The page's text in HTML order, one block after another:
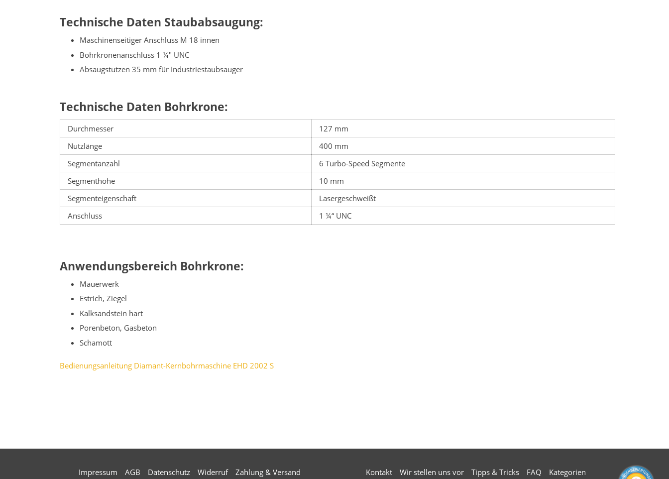
Technische Daten Staubabsaugung:
Maschinenseitiger Anschluss M 18 innen
Bohrkronenanschluss 1 ¼" UNC
Absaugstutzen 35 mm für Industriestaubsauger
Technische Daten Bohrkrone:
Durchmesser
127 mm
Nutzlänge
400 mm
Segmentanzahl
6 Turbo-Speed Segmente
Segmenthöhe
10 mm
Segmenteigenschaft
Lasergeschweißt
Anschluss
1 ¼“ UNC
Anwendungsbereich Bohrkrone:
Mauerwerk
Estrich, Ziegel
Kalksandstein hart
Porenbeton, Gasbeton
Schamott
Bedienungsanleitung Diamant-Kernbohrmaschine EHD 2002 S
Impressum AGB Datenschutz Widerruf Zahlung & Versand Kontakt Wir stellen uns vor Tipps & Tricks FAQ
Kategorien